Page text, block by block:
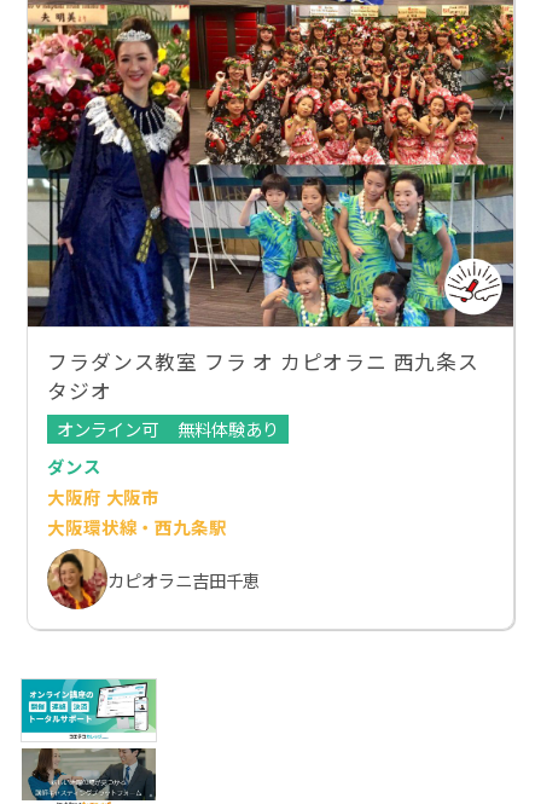
フラダンス教室 フラ オ カピオラニ 西九条ス
タジオ
オンライン可
無料体験あり
ダンス
大阪府 大阪市
大阪環状線・西九条駅
カピオラニ吉田千恵